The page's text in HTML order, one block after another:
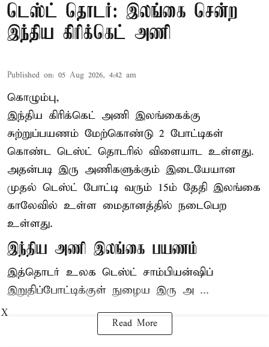
டெஸ்ட் தொடர்: இலங்கை சென்ற
இந்திய கிரிக்கெட் அணி
Published on: 05 Aug 2026, 4:42 am
கொழும்பு,
இந்திய கிரிக்கெட் அணி இலங்கைக்கு
சுற்றுப்பயணம் மேற்கொண்டு 2 போட்டிகள்
கொண்ட டெஸ்ட் தொடரில் விளையாட உள்ளது.
அதன்படி இரு அணிகளுக்கும் இடையேயான
முதல் டெஸ்ட் போட்டி வரும் 15ம் தேதி இலங்கை
காலேவில் உள்ள மைதானத்தில் நடைபெற
உள்ளது.
இந்திய அணி இலங்கை பயணம்
இத்தொடர் உலக டெஸ்ட் சாம்பியன்ஷிப்
இறுதிப்போட்டிக்குள் நுழைய இரு அ ...
Read More
X